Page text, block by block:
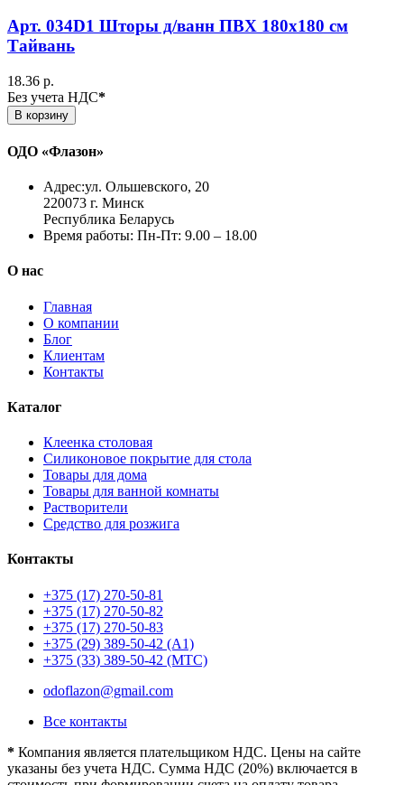
Арт. 034D1 Шторы д/ванн ПВХ 180х180 см
Тайвань
18.36 р.
Без учета НДС*
В корзину
ОДО «Флазон»
Адрес:ул. Ольшевского, 20
220073 г. Минск
Республика Беларусь
Время работы: Пн-Пт: 9.00 – 18.00
О нас
Главная
О компании
Блог
Клиентам
Контакты
Каталог
Клеенка столовая
Силиконовое покрытие для стола
Товары для дома
Товары для ванной комнаты
Растворители
Средство для розжига
Контакты
+375 (17) 270-50-81
+375 (17) 270-50-82
+375 (17) 270-50-83
+375 (29) 389-50-42 (А1)
+375 (33) 389-50-42 (МТС)
odoflazon@gmail.com
Все контакты
* Компания является плательщиком НДС. Цены на сайте
указаны без учета НДС. Сумма НДС (20%) включается в